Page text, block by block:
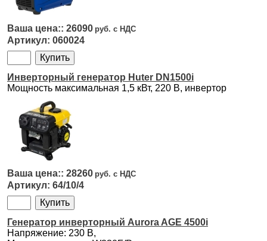
26090
060024
Инверторный генератор Huter DN1500i
Мощность максимальная 1,5 кВт, 220 B, инвертор
28260
64/10/4
Генератор инверторный Aurora AGE 4500i
Напряжение: 230 В,